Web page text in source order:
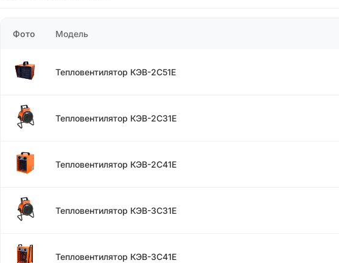
Фото Модель
Тепловентилятор КЭВ-2С51Е
Тепловентилятор КЭВ-2С31Е
Тепловентилятор КЭВ-2С41Е
Тепловентилятор КЭВ-3С31Е
Тепловентилятор КЭВ-3С41Е